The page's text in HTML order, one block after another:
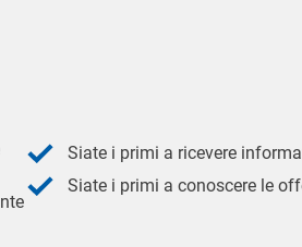
Siate i primi a ricevere
Siate i primi a conoscere le